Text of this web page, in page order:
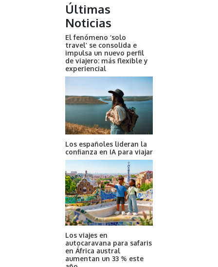
Últimas
Noticias
El fenómeno ‘solo
travel’ se consolida e
impulsa un nuevo perfil
de viajero: más flexible y
experiencial
Los españoles lideran la
confianza en IA para viajar
Los viajes en
autocaravana para safaris
en África austral
aumentan un 33 % este